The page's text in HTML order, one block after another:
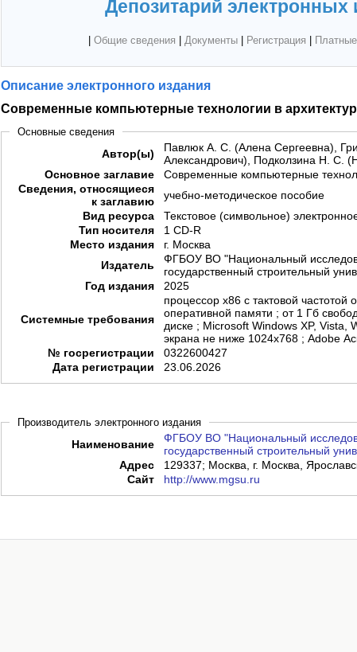
Депозитарий электронных
Общие сведения Документы| Регистрация
Описание электронного издания
Современные компьютерные технологии в
Основные сведения
Автор(ы)
Павлюк А. С. (Алена Сергеевна),
Александрович), Подколзина Н. С.
Основное заглавие
Современные компьютерные
Сведения, относящиеся
к заглавию
учебно-методическое пособие
Вид ресурса
Текстовое (символьное)
Тип носителя
1 CD-R
Место издания
г. Москва
Издатель
ФГБОУ ВО "Национальный
государственный строительный
Год издания
2025
Системные требования
процессор x86 с тактовой
оперативной памяти ; от 1 Гб
диске ; Microsoft Windows XP,
экрана не ниже 1024x768 ; Adobe
№ госрегистрации
0322600427
Дата регистрации
23.06.2026
Производитель электронного издания
Наименование
ФГБОУ ВО "Национальный
государственный строительный
Адрес
129337; Москва, г. Москва,
Сайт
http://www.mgsu.ru